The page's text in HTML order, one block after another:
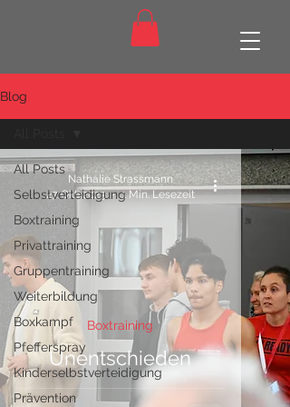
Blog
All Posts
Selbstverteidigung
Boxtraining
Privattraining
Gruppentraining
Weiterbildung
Boxkampf
Pfefferspray
Kinderselbstverteidigung
Prävention
Unentschieden
Boxtraining
Nathalie Strassmann
27. Okt. 2023
1 Min. Lesezeit